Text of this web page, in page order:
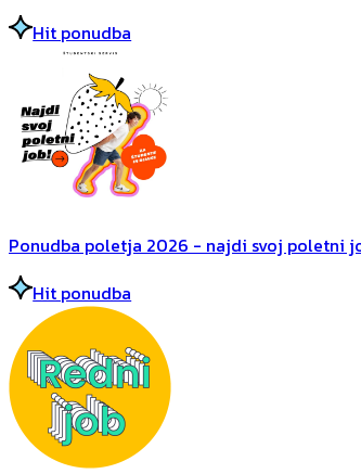
Hit ponudba
Ponudba poletja 2026 - najdi svoj poletni
Hit ponudba